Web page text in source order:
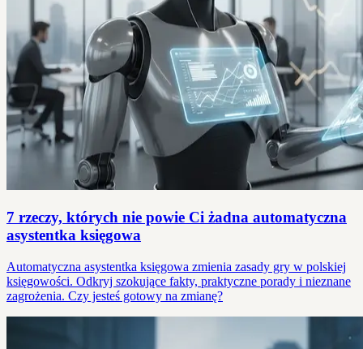
7 rzeczy, których nie powie Ci żadna automatyczna
asystentka księgowa
Automatyczna asystentka księgowa zmienia zasady gry w polskiej
księgowości. Odkryj szokujące fakty, praktyczne porady i nieznane
zagrożenia. Czy jesteś gotowy na zmianę?